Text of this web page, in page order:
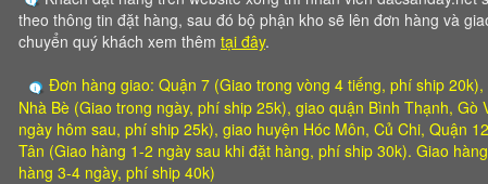
theo thông tin đặt hàng, sau đó bộ phận kho sẽ lên đơn hàng và
chuyển quý khách xem thêm tại đây.
Đơn hàng giao: Quận 7 (Giao trong vòng 4 tiếng, phí ship
Nhà Bè (Giao trong ngày, phí ship 25k), giao quận Bình Thạnh, Gò
ngày hôm sau, phí ship 25k), giao huyện Hóc Môn, Củ Chi, Quận
Tân (Giao hàng 1-2 ngày sau khi đặt hàng, phí ship 30k). Giao
hàng 3-4 ngày, phí ship 40k)